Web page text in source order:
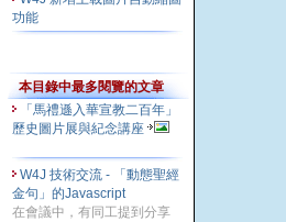
功能
本目錄中最多閱覽的文章
「馬禮遜入華宣教二百年」
歷史圖片展與紀念講座
W4J 技術交流 - 「動態聖經
金句」的Javascript
在會議中，有同工提到分享